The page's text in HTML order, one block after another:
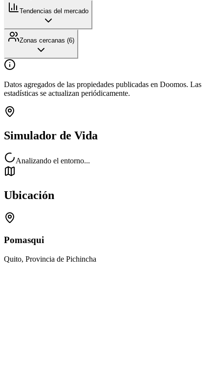
Tendencias del mercado
Zonas cercanas (6)
Datos agregados de las propiedades publicadas en Doomos. Las
estadísticas se actualizan periódicamente.
Simulador de Vida
Analizando el entorno...
Ubicación
Pomasqui
Quito, Provincia de Pichincha